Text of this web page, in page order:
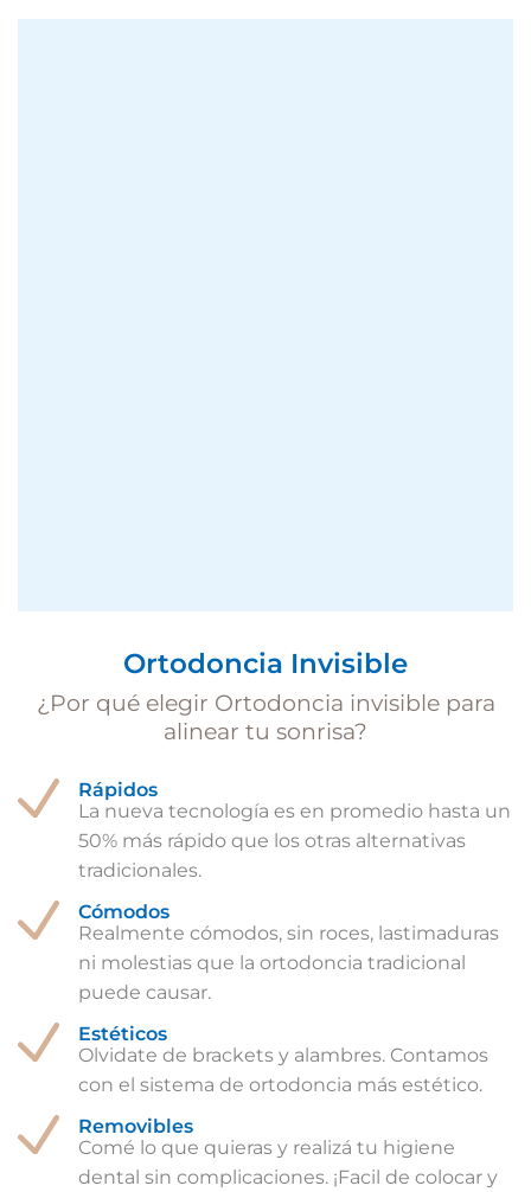
Ortodoncia Invisible
¿Por qué elegir Ortodoncia invisible para
alinear tu sonrisa?
Rápidos
La nueva tecnología es en promedio hasta un
50% más rápido que los otras alternativas
tradicionales.
Cómodos
Realmente cómodos, sin roces, lastimaduras
ni molestias que la ortodoncia tradicional
puede causar.
Estéticos
Olvidate de brackets y alambres. Contamos
con el sistema de ortodoncia más estético.
Removibles
Comé lo que quieras y realizá tu higiene
dental sin complicaciones. ¡Facil de colocar y